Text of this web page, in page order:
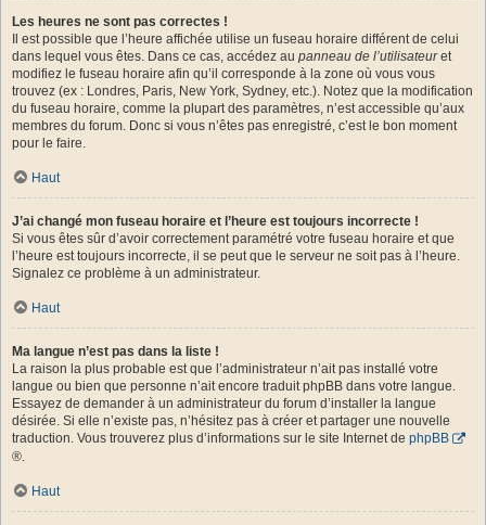
Les heures ne sont pas correctes !
Il est possible que l’heure affichée utilise un fuseau horaire différent de celui
dans lequel vous êtes. Dans ce cas, accédez au panneau de l’utilisateuret
modifiez le fuseau horaire afin qu’il corresponde à la zone où vous vous
trouvez (ex : Londres, Paris, New York, Sydney, etc.). Notez que la modification
du fuseau horaire, comme la plupart des paramètres, n’est accessible qu’aux
membres du forum. Donc si vous n’êtes pas enregistré, c’est le bon moment
pour le faire.
Haut
J’ai changé mon fuseau horaire et l’heure est toujours incorrecte !
Si vous êtes sûr d’avoir correctement paramétré votre fuseau horaire et que
l’heure est toujours incorrecte, il se peut que le serveur ne soit pas à l’heure.
Signalez ce problème à un administrateur.
Haut
Ma langue n’est pas dans la liste !
La raison la plus probable est que l’administrateur n’ait pas installé votre
langue ou bien que personne n’ait encore traduit phpBB dans votre langue.
Essayez de demander à un administrateur du forum d’installer la langue
désirée. Si elle n’existe pas, n’hésitez pas à créer et partager une nouvelle
traduction. Vous trouverez plus d’informations sur le site Internet de phpBB
®.
Haut